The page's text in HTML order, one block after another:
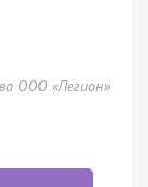
ООО «Легион»